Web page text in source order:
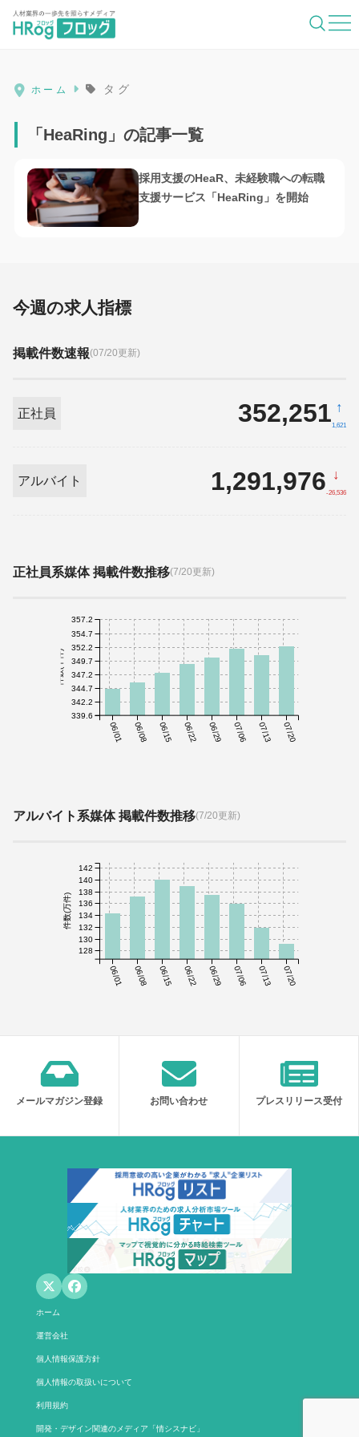
HRog | 人材業界の一歩先を照らすメディ
ホーム タグ
「HeaRing」の記事一覧
採用支援のHeaR、未経験職への転職
支援サービス「HeaRing」を開始
今週の求人指標
掲載件数速報(07/20更新)
正社員 352,251 ↑
1,621
アルバイト 1,291,976 ↓
-26,536
正社員系媒体 掲載件数推移(7/20更新)
06/01 06/08 06/15 06/22 06/29 07/06 07/13 07/20
件数(千件)
339.6
342.2
344.7
347.2
349.7
352.2
354.7
357.2
アルバイト系媒体 掲載件数推移(7/20更新)
06/01 06/08 06/15 06/22 06/29 07/06 07/13 07/20
件数(万件)
128
130
132
134
136
138
140
142
メールマガジン登録 お問い合わせ プレスリリース受付
ホーム
運営会社
個人情報保護方針
個人情報の取扱いについて
利用規約
開発・デザイン関連のメディア「情シスナビ」